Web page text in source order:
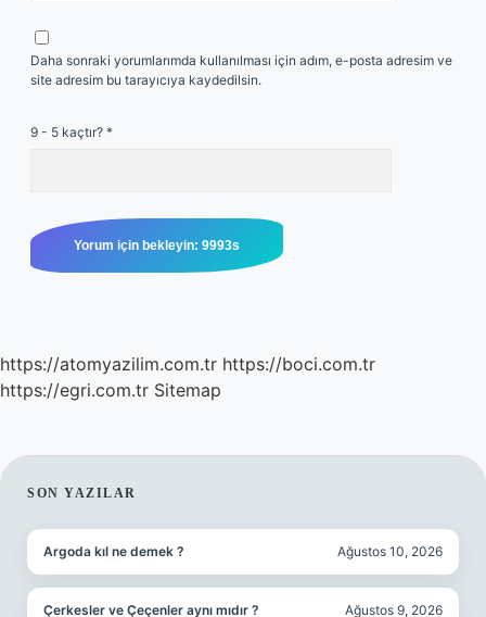
Daha sonraki yorumlarımda kullanılması için adım, e-posta adresim ve
site adresim bu tarayıcıya kaydedilsin.
9 - 5 kaçtır? *
https://atomyazilim.com.tr https://boci.com.tr
https://egri.com.tr Sitemap
SIDEBAR
SON YAZILAR
Argoda kıl ne demek ? Ağustos 10, 2026
Çerkesler ve Çeçenler aynı mıdır ? Ağustos 9, 2026